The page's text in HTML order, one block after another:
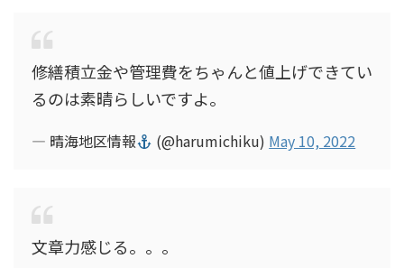
修繕積立金や管理費をちゃんと値上げできてい
るのは素晴らしいですよ。
— 晴海地区情報 (@harumichiku) May 10, 2022
文章力感じる。。。